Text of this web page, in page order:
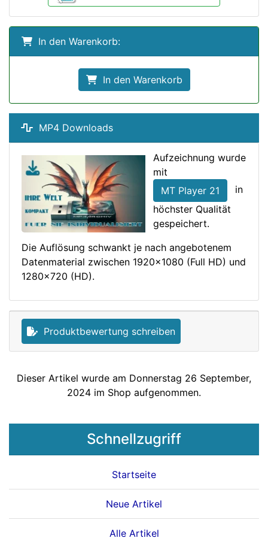
In den Warenkorb:
In den Warenkorb
MP4 Downloads
Aufzeichnung wurde
mit
MT Player 21
in
höchster Qualität
gespeichert.
Die Auflösung schwankt je nach angebotenem
Datenmaterial zwischen 1920x1080 (Full HD) und
1280x720 (HD).
Produktbewertung schreiben
Dieser Artikel wurde am Donnerstag 26 September,
2024 im Shop aufgenommen.
Schnellzugriff
Startseite
Neue Artikel
Alle Artikel